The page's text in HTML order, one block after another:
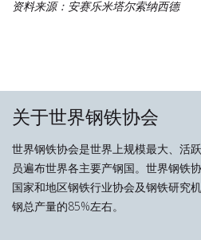
资料来源：安赛乐米塔尔索纳西德
关于世界钢铁协会
世界钢铁协会是世界上规模最大、活
员遍布世界各主要产钢国。世界钢铁
国家和地区钢铁行业协会及钢铁研究
钢总产量的85%左右。